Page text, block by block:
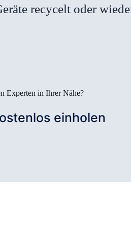
recycelt oder
Experten in Ihrer Nähe?
einholen